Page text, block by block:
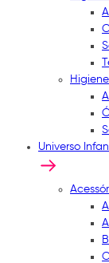
Universo